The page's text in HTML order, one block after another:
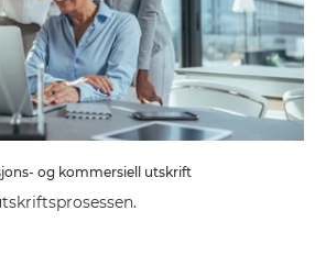
og kommersiell utskrift